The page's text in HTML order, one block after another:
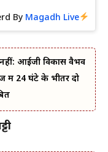
By Magadh Live
नहीं: आईजी विकास वैभव
में 24 घंटे के भीतर दो